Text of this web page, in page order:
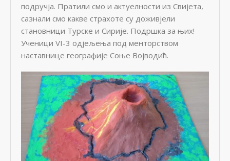
подручја. Пратили смо и актуелности из Свијета,
сазнали смо какве страхоте су доживјели
становници Турске и Сирије. Подршка за њих!
Ученици VI-3 одјељења под менторством
наставнице географије Соње Војводић.